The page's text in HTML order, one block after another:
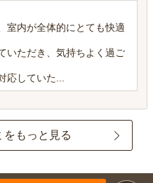
室内が全体的にとても快適
いただき、気持ちよく過ご
応していた...
をもっと見る